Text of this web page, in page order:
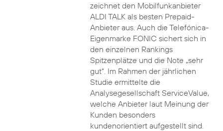
zeichnet den Mobilfunkanbieter
ALDI TALK als besten Prepaid-
Anbieter aus. Auch die Telefónica-
Eigenmarke FONIC sichert sich in
den einzelnen Rankings
Spitzenplätze und die Note „sehr
gut“. Im Rahmen der jährlichen
Studie ermittelte die
Analysegesellschaft ServiceValue,
welche Anbieter laut Meinung der
Kunden besonders
kundenorientiert aufgestellt sind.